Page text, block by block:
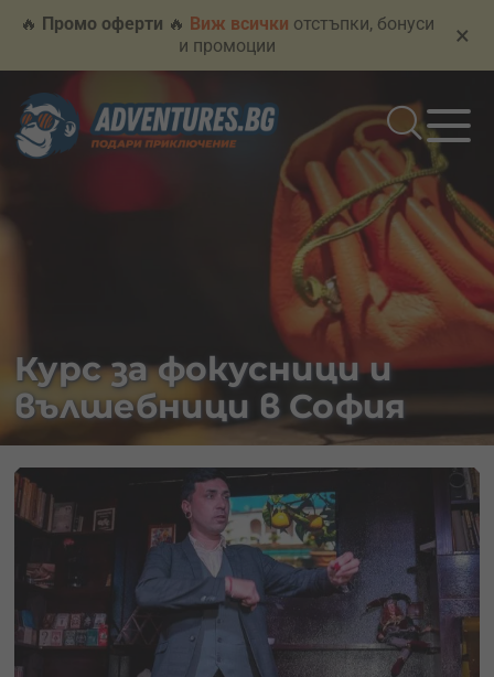
🔥 Промо оферти 🔥 Виж всички отстъпки, бонуси
и промоции
×
Курс за фокусници и
вълшебници в София